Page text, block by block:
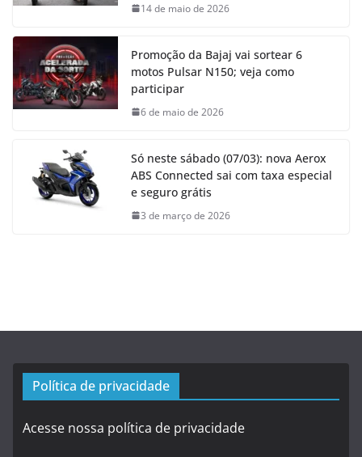
14 de maio de 2026
Promoção da Bajaj vai sortear 6
motos Pulsar N150; veja como
participar
6 de maio de 2026
Só neste sábado (07/03): nova Aerox
ABS Connected sai com taxa especial
e seguro grátis
3 de março de 2026
Política de privacidade
Acesse nossa política de privacidade